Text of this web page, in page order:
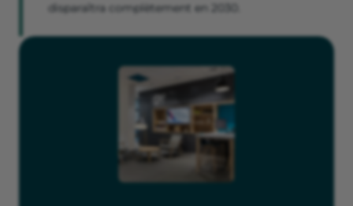
disparaîtra complètement en 2030.